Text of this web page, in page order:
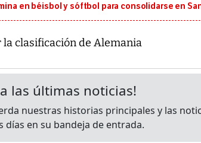
en béisbol y sóftbol para consolidarse en
clasificación de Alemania